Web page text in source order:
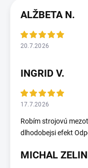
ALŽBETA N.
20.7.2026
INGRID V.
17.7.2026
Robím strojovú
dlhodobejsi efekt
MICHAL